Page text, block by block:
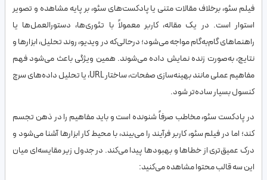
فیلم سئو، برخلاف مقالات متنی یا پادکست‌های سئو، بر پایه مشاهده و تصویر
استوار است. در یک مقاله، کاربر معمولاً با تئوری‌ها، دستورالعمل‌ها یا
راهنماهای گام‌به‌گام مواجه می‌شود؛ درحالی‌که در ویدیو، روند تحلیل، ابزارها و
نتایج، به‌صورت زنده نمایش داده می‌شوند. همین ویژگی باعث می‌شود فهم
مفاهیم عملی مانند بهینه‌سازی صفحات، ساختار URL، یا تحلیل داده‌های سرچ
کنسول بسیار ساده‌تر شود.
در پادکست سئو، مخاطب صرفاً شنونده است و باید مفاهیم را در ذهن تجسم
کند؛ اما در فیلم سئو، کاربر فرآیند را می‌بیند، با محیط کار ابزارها آشنا می‌شود و
درک عمیق‌تری از خطاها و بهبودها پیدا می‌کند. در جدول زیر مقایسه‌ای میان
این سه قالب محتوا مشاهده می‌کنید: